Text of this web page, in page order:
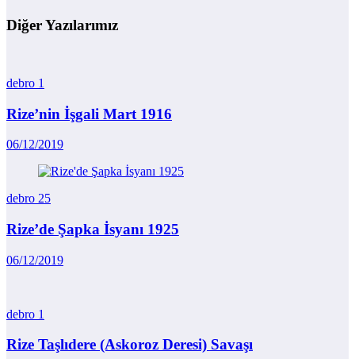
Diğer Yazılarımız
debro 1
Rize’nin İşgali Mart 1916
06/12/2019
debro 25
Rize’de Şapka İsyanı 1925
06/12/2019
debro 1
Rize Taşlıdere (Askoroz Deresi) Savaşı